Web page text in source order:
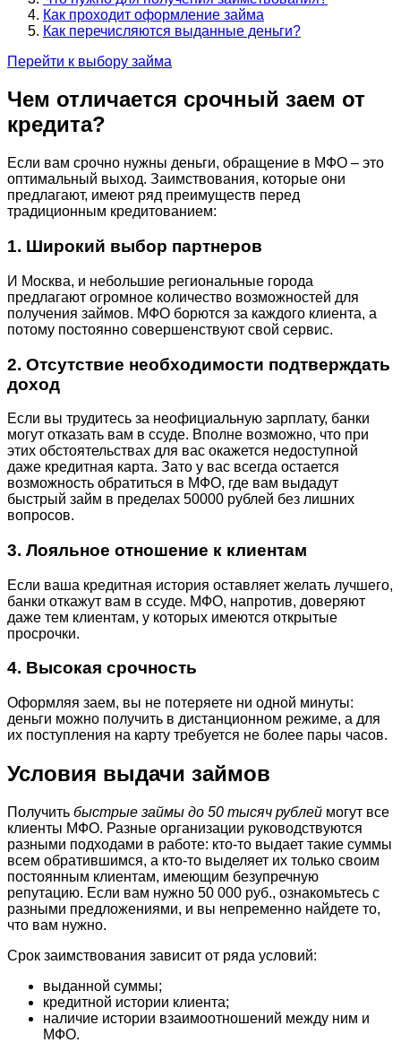
Как проходит оформление займа
Как перечисляются выданные деньги?
Перейти к выбору займа
Чем отличается срочный заем от
кредита?
Если вам срочно нужны деньги, обращение в МФО – это
оптимальный выход. Заимствования, которые они
предлагают, имеют ряд преимуществ перед
традиционным кредитованием:
1. Широкий выбор партнеров
И Москва, и небольшие региональные города
предлагают огромное количество возможностей для
получения займов. МФО борются за каждого клиента, а
потому постоянно совершенствуют свой сервис.
2. Отсутствие необходимости подтверждать
доход
Если вы трудитесь за неофициальную зарплату, банки
могут отказать вам в ссуде. Вполне возможно, что при
этих обстоятельствах для вас окажется недоступной
даже кредитная карта. Зато у вас всегда остается
возможность обратиться в МФО, где вам выдадут
быстрый займ в пределах 50000 рублей без лишних
вопросов.
3. Лояльное отношение к клиентам
Если ваша кредитная история оставляет желать лучшего,
банки откажут вам в ссуде. МФО, напротив, доверяют
даже тем клиентам, у которых имеются открытые
просрочки.
4. Высокая срочность
Оформляя заем, вы не потеряете ни одной минуты:
деньги можно получить в дистанционном режиме, а для
их поступления на карту требуется не более пары часов.
Условия выдачи займов
Получить быстрые займы до 50 тысяч рублей могут все
клиенты МФО. Разные организации руководствуются
разными подходами в работе: кто-то выдает такие суммы
всем обратившимся, а кто-то выделяет их только своим
постоянным клиентам, имеющим безупречную
репутацию. Если вам нужно 50 000 руб., ознакомьтесь с
разными предложениями, и вы непременно найдете то,
что вам нужно.
Срок заимствования зависит от ряда условий:
выданной суммы;
кредитной истории клиента;
наличие истории взаимоотношений между ним и
МФО.